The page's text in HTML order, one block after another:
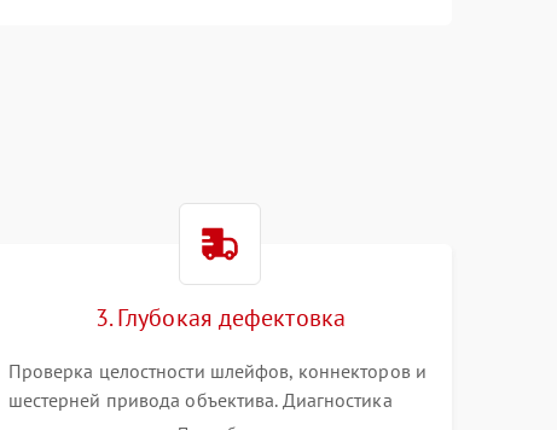
3. Глубокая дефектовка
Проверка целостности шлейфов, коннекторов и
шестерней привода объектива. Диагностика